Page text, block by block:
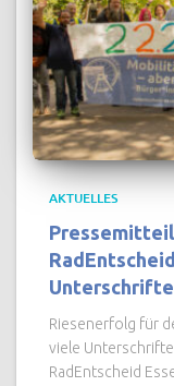
AKTUELLES
Riesenerfolg für
viele
RadEntscheid